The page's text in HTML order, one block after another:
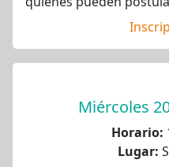
Miércoles
Horario:
Lugar: